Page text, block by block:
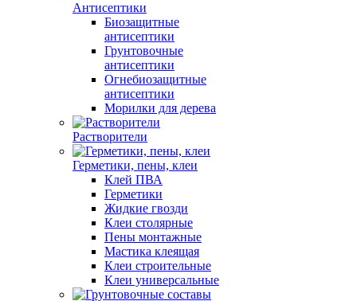
Антисептики
Биозащитные
антисептики
Грунтовочные
антисептики
Огнебиозащитные
антисептики
Морилки для дерева
Растворители
Герметики, пены, клеи
Клей ПВА
Герметики
Жидкие гвозди
Клеи столярные
Пены монтажные
Мастика клеящая
Клеи строительные
Клеи универсальные